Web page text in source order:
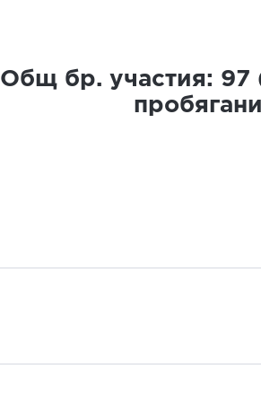
Общ бр. участия: 97
пробягани